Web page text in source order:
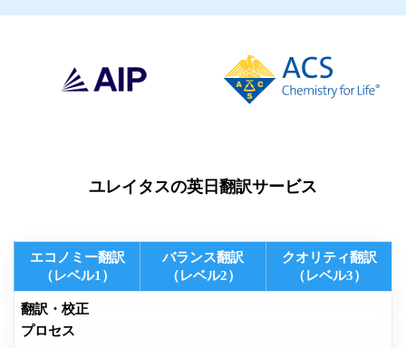
パ
ー
ト
ユレイタスの英日翻訳サービス
エコノミー翻訳
（レベル1）
バランス翻訳
（レベル2）
クオリティ翻訳
（レベル3）
翻訳・校正
プロセス